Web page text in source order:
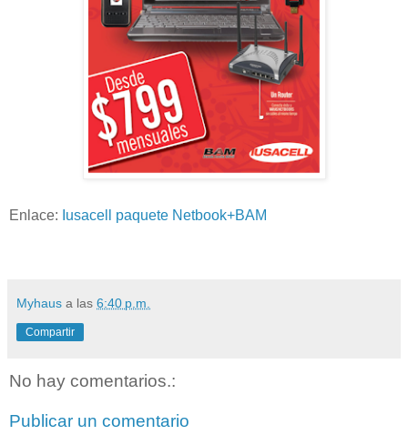
Enlace: Iusacell paquete Netbook+BAM
Myhaus a las 6:40 p.m.
Compartir
No hay comentarios.:
Publicar un comentario